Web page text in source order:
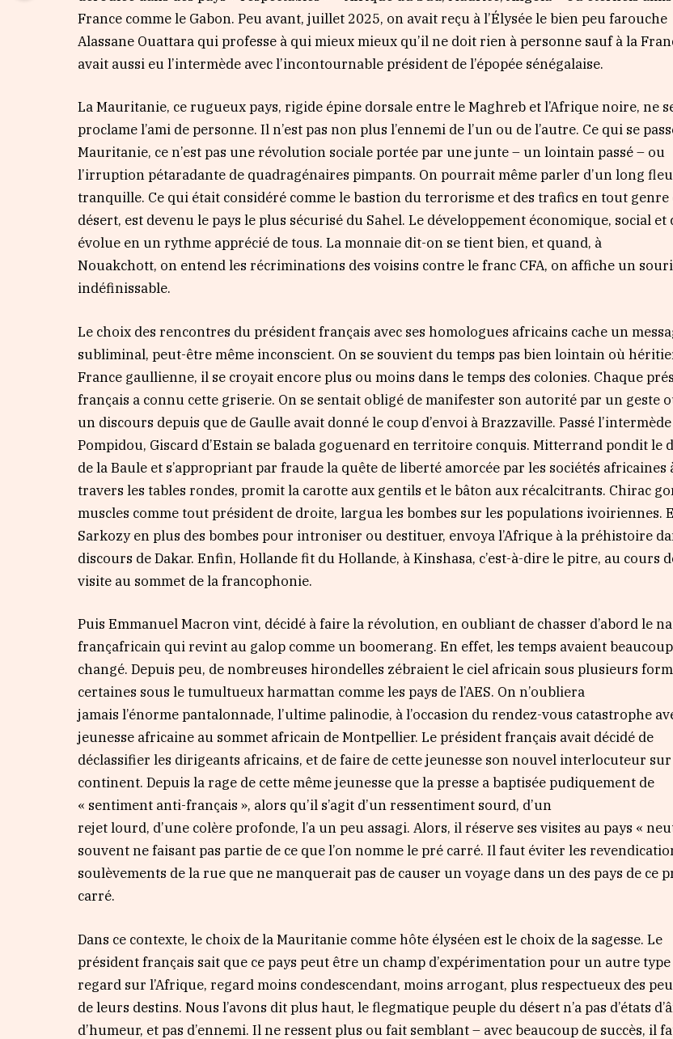
France comme le Gabon. Peu avant, juillet 2025, on avait reçu à l’Élysée le bien peu farouche
Alassane Ouattara qui professe à qui mieux mieux qu’il ne doit rien à personne sauf à la
avait aussi eu l’intermède avec l’incontournable président de l’épopée sénégalaise.
La Mauritanie, ce rugueux pays, rigide épine dorsale entre le Maghreb et l’Afrique noire, ne
proclame l’ami de personne. Il n’est pas non plus l’ennemi de l’un ou de l’autre. Ce qui se
Mauritanie, ce n’est pas une révolution sociale portée par une junte – un lointain passé – ou
l’irruption pétaradante de quadragénaires pimpants. On pourrait même parler d’un long
tranquille. Ce qui était considéré comme le bastion du terrorisme et des trafics en tout genre
désert, est devenu le pays le plus sécurisé du Sahel. Le développement économique, social
évolue en un rythme apprécié de tous. La monnaie dit-on se tient bien, et quand, à
Nouakchott, on entend les récriminations des voisins contre le franc CFA, on affiche un
indéfinissable.
Le choix des rencontres du président français avec ses homologues africains cache un
subliminal, peut-être même inconscient. On se souvient du temps pas bien lointain où
France gaullienne, il se croyait encore plus ou moins dans le temps des colonies. Chaque
français a connu cette griserie. On se sentait obligé de manifester son autorité par un geste
un discours depuis que de Gaulle avait donné le coup d’envoi à Brazzaville. Passé l’intermède
Pompidou, Giscard d’Estain se balada goguenard en territoire conquis. Mitterrand pondit le
de la Baule et s’appropriant par fraude la quête de liberté amorcée par les sociétés africaines
travers les tables rondes, promit la carotte aux gentils et le bâton aux récalcitrants. Chirac
muscles comme tout président de droite, largua les bombes sur les populations ivoiriennes.
Sarkozy en plus des bombes pour introniser ou destituer, envoya l’Afrique à la préhistoire
discours de Dakar. Enfin, Hollande fit du Hollande, à Kinshasa, c’est-à-dire le pitre, au cours
visite au sommet de la francophonie.
Puis Emmanuel Macron vint, décidé à faire la révolution, en oubliant de chasser d’abord le
françafricain qui revint au galop comme un boomerang. En effet, les temps avaient beaucoup
changé. Depuis peu, de nombreuses hirondelles zébraient le ciel africain sous plusieurs
certaines sous le tumultueux harmattan comme les pays de l’AES. On n’oubliera
jamais l’énorme pantalonnade, l’ultime palinodie, à l’occasion du rendez-vous catastrophe
jeunesse africaine au sommet africain de Montpellier. Le président français avait décidé de
déclassifier les dirigeants africains, et de faire de cette jeunesse son nouvel interlocuteur
continent. Depuis la rage de cette même jeunesse que la presse a baptisée pudiquement de
« sentiment anti-français », alors qu’il s’agit d’un ressentiment sourd, d’un
rejet lourd, d’une colère profonde, l’a un peu assagi. Alors, il réserve ses visites au pays «
souvent ne faisant pas partie de ce que l’on nomme le pré carré. Il faut éviter les
soulèvements de la rue que ne manquerait pas de causer un voyage dans un des pays de ce
carré.
Dans ce contexte, le choix de la Mauritanie comme hôte élyséen est le choix de la sagesse. Le
président français sait que ce pays peut être un champ d’expérimentation pour un autre type
regard sur l’Afrique, regard moins condescendant, moins arrogant, plus respectueux des
de leurs destins. Nous l’avons dit plus haut, le flegmatique peuple du désert n’a pas d’états
d’humeur, et pas d’ennemi. Il ne ressent plus ou fait semblant – avec beaucoup de succès, il